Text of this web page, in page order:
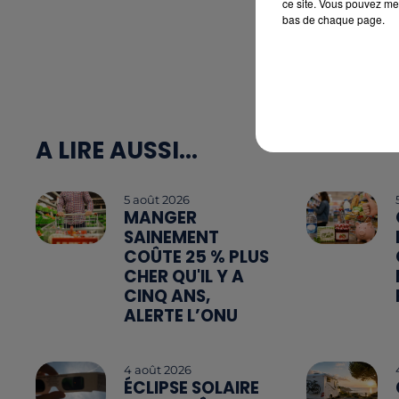
A LIRE AUSSI...
5 août 2026
MANGER
SAINEMENT
COÛTE 25 % PLUS
CHER QU'IL Y A
CINQ ANS,
ALERTE L’ONU
4 août 2026
ÉCLIPSE SOLAIRE
bas de chaque page.